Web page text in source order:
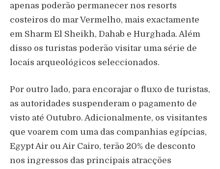
apenas poderão permanecer nos resorts
costeiros do mar Vermelho, mais exactamente
em Sharm El Sheikh, Dahab e Hurghada. Além
disso os turistas poderão visitar uma série de
locais arqueológicos seleccionados.
Por outro lado, para encorajar o fluxo de turistas,
as autoridades suspenderam o pagamento de
visto até Outubro. Adicionalmente, os visitantes
que voarem com uma das companhias egípcias,
Egypt Air ou Air Cairo, terão 20% de desconto
nos ingressos das principais atracções